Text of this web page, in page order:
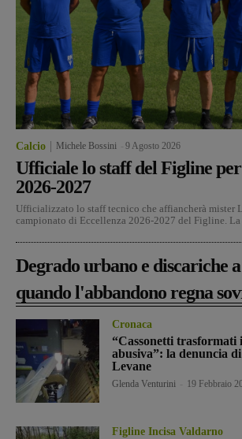
Calcio Michele Bossini 9 Agosto 2026
Ufficiale lo staff del Figline
2026-2027
Ufficializzato lo staff tecnico che affiancherà mister
campionato di Eccellenza 2026-2027 del Figline. La
Degrado urbano e discariche
quando l'abbandono regna
Cronaca
“Cassonetti trasformati
abusiva”: la denuncia
Levane
Glenda Venturini 19 Febbraio
Figline Incisa Valdarno